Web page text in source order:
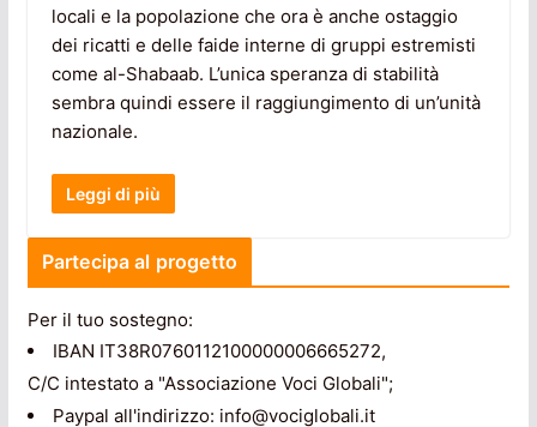
locali e la popolazione che ora è anche ostaggio
dei ricatti e delle faide interne di gruppi estremisti
come al-Shabaab. L’unica speranza di stabilità
sembra quindi essere il raggiungimento di un’unità
nazionale.
Leggi di più
Partecipa al progetto
Per il tuo sostegno:
IBAN IT38R0760112100000006665272,
C/C intestato a "Associazione Voci Globali";
Paypal all'indirizzo: info@vociglobali.it